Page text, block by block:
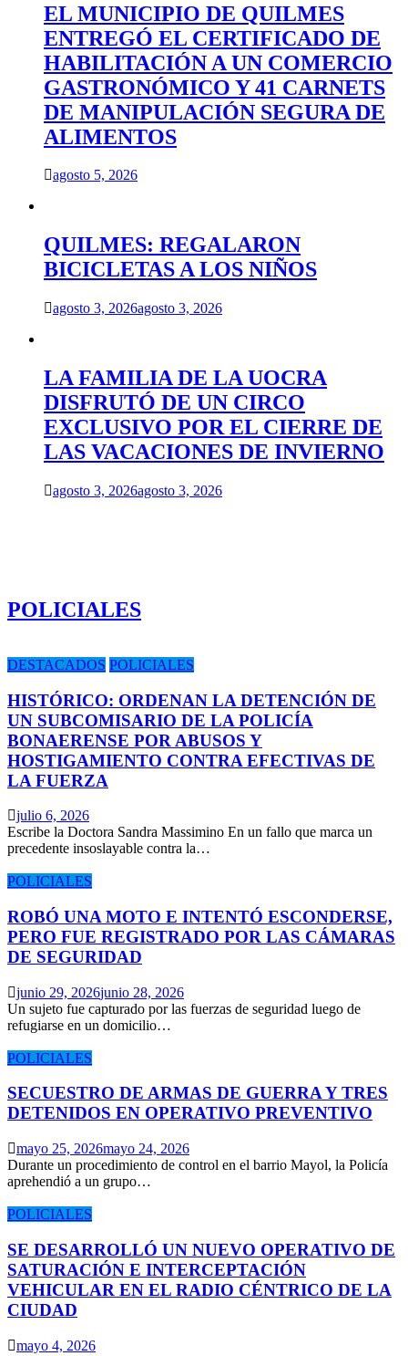
EL MUNICIPIO DE QUILMES
ENTREGÓ EL CERTIFICADO DE
HABILITACIÓN A UN COMERCIO
GASTRONÓMICO Y 41 CARNETS
DE MANIPULACIÓN SEGURA DE
ALIMENTOS
agosto 5, 2026
QUILMES: REGALARON
BICICLETAS A LOS NIÑOS
agosto 3, 2026agosto 3, 2026
LA FAMILIA DE LA UOCRA
DISFRUTÓ DE UN CIRCO
EXCLUSIVO POR EL CIERRE DE
LAS VACACIONES DE INVIERNO
agosto 3, 2026agosto 3, 2026
POLICIALES
DESTACADOS POLICIALES
HISTÓRICO: ORDENAN LA DETENCIÓN DE
UN SUBCOMISARIO DE LA POLICÍA
BONAERENSE POR ABUSOS Y
HOSTIGAMIENTO CONTRA EFECTIVAS DE
LA FUERZA
julio 6, 2026
Escribe la Doctora Sandra Massimino En un fallo que marca un
precedente insoslayable contra la…
POLICIALES
ROBÓ UNA MOTO E INTENTÓ ESCONDERSE,
PERO FUE REGISTRADO POR LAS CÁMARAS
DE SEGURIDAD
junio 29, 2026junio 28, 2026
Un sujeto fue capturado por las fuerzas de seguridad luego de
refugiarse en un domicilio…
POLICIALES
SECUESTRO DE ARMAS DE GUERRA Y TRES
DETENIDOS EN OPERATIVO PREVENTIVO
mayo 25, 2026mayo 24, 2026
Durante un procedimiento de control en el barrio Mayol, la Policía
aprehendió a un grupo…
POLICIALES
SE DESARROLLÓ UN NUEVO OPERATIVO DE
SATURACIÓN E INTERCEPTACIÓN
VEHICULAR EN EL RADIO CÉNTRICO DE LA
CIUDAD
mayo 4, 2026